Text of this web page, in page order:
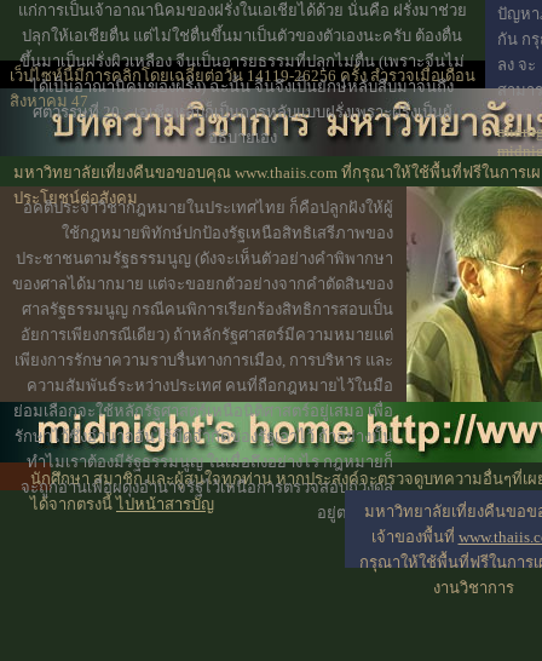
ปัญหา
กัน ก
ลง จะ
สามา
นักศึกษา สมาชิก และผู้สนใจทุกท่าน หากประสงค์จะตรวจดูบทความอื่นๆที่เ
ได้จากตรงนี้ไปหน้าสารบัญ
เว็ปไซท์นี้มีการคลิกโดยเฉลี่ยต่อวัน 14119-26256 ครั้ง สำรวจเมื่อเดือน
สิงหาคม 47
มหาวิทยาลัยเที่ยงคืนขอขอบคุณ www.thaiis.com ที่กรุณาให้ใช้พื้นที่ฟรีในการเ
ประโยชน์ต่อสังคม
แก่การเป็นเจ้าอาณานิคมของฝรั่งในเอเชียได้ด้วย นั่นคือ ฝรั่งมาช่วย
ปลุกให้เอเชียตื่น แต่ไม่ใช่ตื่นขึ้นมาเป็นตัวของตัวเองนะครับ ต้องตื่น
ขึ้นมาเป็นฝรั่งผิวเหลือง จีนเป็นอารยธรรมที่ปลุกไม่ตื่น (เพราะจีนไม่
ได้เป็นอาณานิคมของฝรั่ง) ฉะนั้น จีนจึงเป็นยักษ์หลับสืบมาจนถึง
ศตวรรษที่ 20 ...เอเชียหลับก็เป็นการหลับแบบฝรั่งเพราะฝรั่งเป็นผู้
อธิบายเอง
อคติประจำวิชากฎหมายในประเทศไทย ก็คือปลูกฝังให้ผู้
ใช้กฎหมายพิทักษ์ปกป้องรัฐเหนือสิทธิเสรีภาพของ
ประชาชนตามรัฐธรรมนูญ (ดังจะเห็นตัวอย่างคำพิพากษา
ของศาลได้มากมาย แต่จะขอยกตัวอย่างจากคำตัดสินของ
ศาลรัฐธรรมนูญ กรณีคนพิการเรียกร้องสิทธิการสอบเป็น
อัยการเพียงกรณีเดียว) ถ้าหลักรัฐศาสตร์มีความหมายแต่
เพียงการรักษาความราบรื่นทางการเมือง, การบริหาร และ
ความสัมพันธ์ระหว่างประเทศ คนที่ถือกฎหมายไว้ในมือ
ย่อมเลือกจะใช้หลักรัฐศาสตร์เหนือนิติศาสตร์อยู่เสมอ เพื่อ
รักษาไว้ซึ่งอำนาจอันไร้ขีดจำกัดของรัฐเอาไว้ ถ้าอย่างนั้น
ทำไมเราต้องมีรัฐธรรมนูญ ในเมื่อถึงอย่างไร กฎหมายก็
จะถูกอ่านเพื่อผดุงอำนาจรัฐไว้เหนือการตรวจสอบถ่วงดุล
อยู่ตลอดไปมหาวิทยาลัยเที่ยงคืนขอ
เจ้าของพื้นที่
กรุณาให้ใช้พื้นที่ฟรีในการ
งานวิชาการ